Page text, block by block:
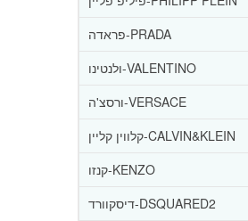
פראדה-PRADA
ולנטינו-VALENTINO
ורסצ'ה-VERSACE
קלווין קליין-CALVIN&KLEIN
קנזו-KENZO
דיסקוורד-DSQUARED2